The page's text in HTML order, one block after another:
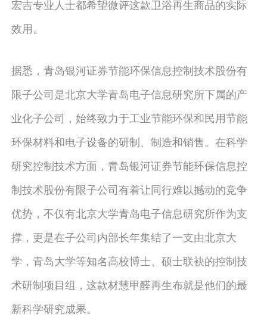
宏吉专业人士都希望微评这款卫浴再生商品的实际
效用。
据悉，青岛银河证券节能环保信息控制技术股份有
限子公司是北京大学青岛电子信息研究所下属的产
业化子公司，始终致力于工业节能环保和民用节能
环保材料和电子设备的研制、制造和销售。在科学
研究控制技术方面，青岛银河证券节能环保信息控
制技术股份有限子公司有着让同行难以撼动的竞争
优势，不仅有北京大学青岛电子信息研究所作为支
撑，更是在子公司内部长年集结了一支由北京大
学，青岛大学等知名高校博士、硕士联袂的控制技
术研制项目组，这款材慧甲醛再生布就是他们的最
新科学研究成果。